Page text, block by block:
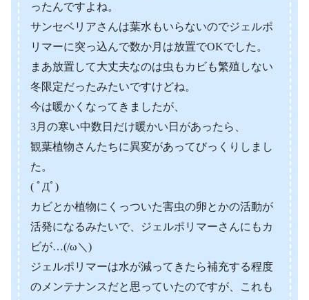
ったんですよね。
サンセベリアさんは葉水もいらないのでジェルポ
リマーに突っ込んで数か月は放置でOKでした。
まあ放置して大丈夫なのは虫もカビも繁殖しない
冬限定だったみたいですけどね。
今は暖かくなってきましたが、
3月の寒い中数日だけ暖かい日があったら、
観葉植物さんたちに異変があってびっくりしまし
た。
( ﾟДﾟ)
カビとか植物にくっついた害虫の卵とかの活動が
活発になるみたいで、ジェルポリマーさんにもカ
ビが…(/ω＼)
ジェルポリマーは水が減ってきたら補充する程度
のメンテナンスだと思っていたのですが、これも